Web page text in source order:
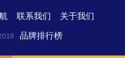
联系我们 关于我们
品牌排行榜